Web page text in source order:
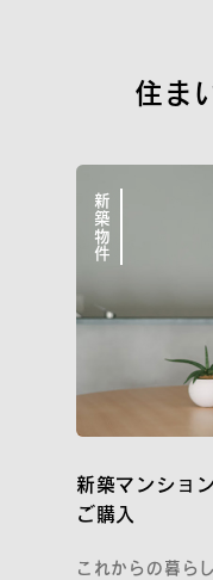
こだわりと気づ
イニシア10の
私たちについ
イニシアラ
売却・買い
サービス＆
住まいのコラム
イニシアのサス
ご紹介特典
再取引特典
すごしかたコン
住ま
新築物件
新築マンショ
ご購入
これからの暮ら